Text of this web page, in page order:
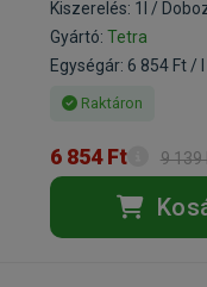
Kiszerelés: 1l /
Gyártó: Tetra
Egységár: 6 854 Ft / l
Raktáron
6 854 Ft 9 139